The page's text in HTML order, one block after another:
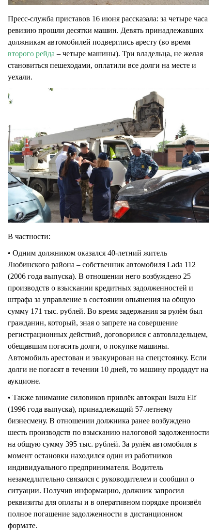
Пресс-служба приставов 16 июня рассказала: за четыре часа
ревизию прошли десятки машин. Девять принадлежавших
должникам автомобилей подверглись аресту (во время
второго рейда – четыре машины). Три владельца, не желая
становиться пешеходами, оплатили все долги на месте и
уехали.
В частности:
• Одним должником оказался 40-летний житель
Любинского района – собственник автомобиля Lada 112
(2006 года выпуска). В отношении него возбуждено 25
производств о взыскании кредитных задолженностей и
штрафа за управление в состоянии опьянения на общую
сумму 171 тыс. рублей. Во время задержания за рулём был
гражданин, который, зная о запрете на совершение
регистрационных действий, договорился с автовладельцем,
обещавшим погасить долги, о покупке машины.
Автомобиль арестован и эвакуирован на спецстоянку. Если
долги не погасят в течении 10 дней, то машину продадут на
аукционе.
• Также внимание силовиков привлёк автокран Isuzu Elf
(1996 года выпуска), принадлежащий 57-летнему
бизнесмену. В отношении должника ранее возбуждено
шесть производств по взысканию налоговой задолженности
на общую сумму 395 тыс. рублей. За рулём автомобиля в
момент остановки находился один из работников
индивидуального предпринимателя. Водитель
незамедлительно связался с руководителем и сообщил о
ситуации. Получив информацию, должник запросил
реквизиты для оплаты и в оперативном порядке произвёл
полное погашение задолженности в дистанционном
формате.